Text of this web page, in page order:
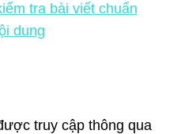
tra bài viết chuẩn
dung
truy cập thông qua